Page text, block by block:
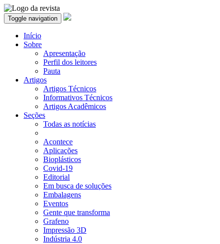
Toggle navigation
Início
Sobre
Apresentação
Perfil dos leitores
Pauta
Artigos
Artigos Técnicos
Informativos Técnicos
Artigos Acadêmicos
Seções
Todas as notícias
Acontece
Aplicações
Bioplásticos
Covid-19
Editorial
Em busca de soluções
Embalagens
Eventos
Gente que transforma
Grafeno
Impressão 3D
Indústria 4.0